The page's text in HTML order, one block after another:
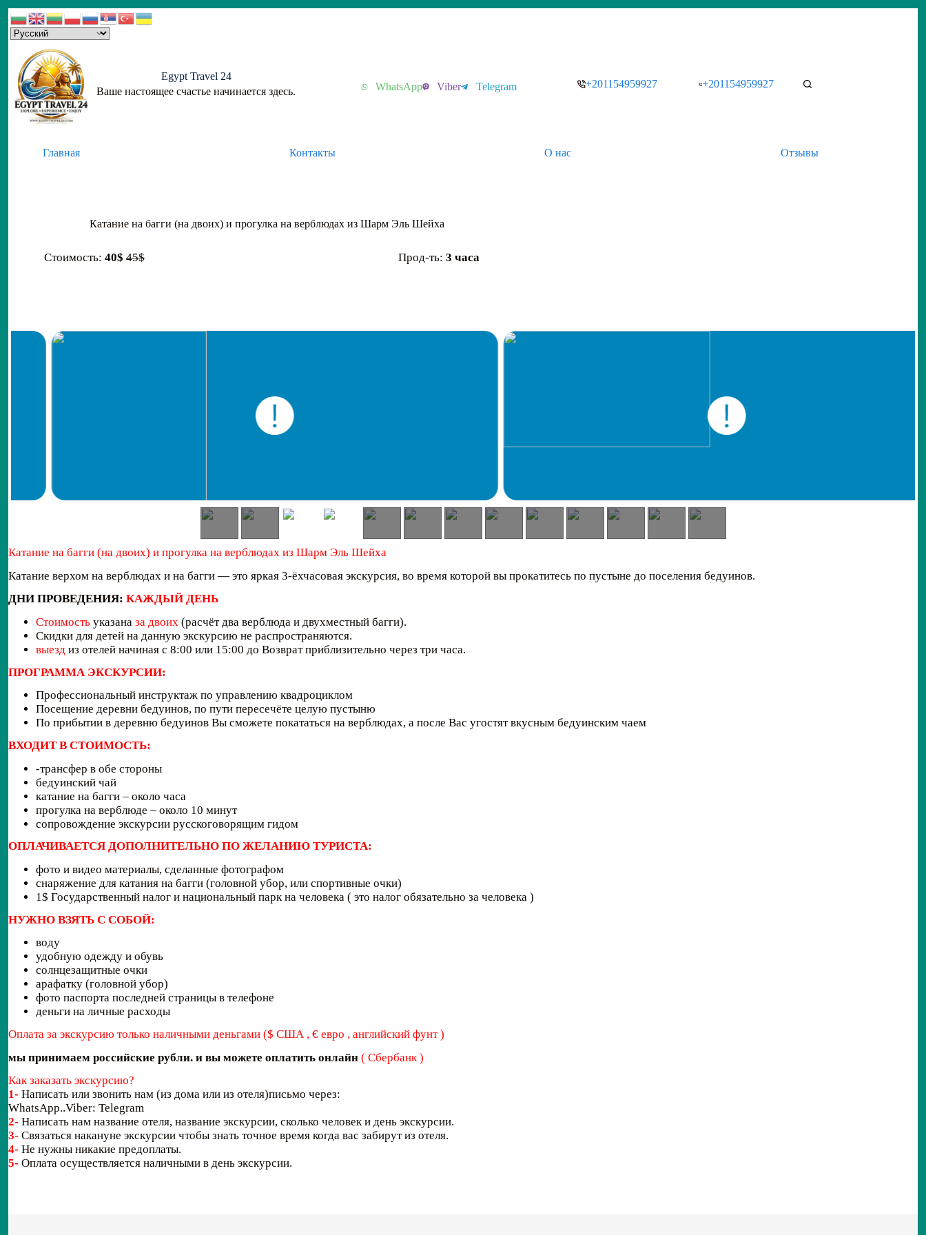
Skip
to
content
Egypt Travel 24
Ваше настоящее счастье начинается здесь.
WhatsApp Viber Telegram +201154959927 +201154959927
Главная Контакты О нас Отзывы
Катание на багги (на двоих) и прогулка на верблюдах из Шарм Эль Шейха
Стоимость: 40$ 45$ Прод-ть: 3 часа
Катание на багги (на двоих) и прогулка на верблюдах из Шарм Эль Шейха
Катание верхом на верблюдах и на багги — это яркая 3-ёхчасовая экскурсия, во время которой вы прокатитесь по пустыне до поселения бедуинов.
ДНИ ПРОВЕДЕНИЯ: КАЖДЫЙ ДЕНЬ
Стоимость указана за двоих (расчёт два верблюда и двухместный багги).
Скидки для детей на данную экскурсию не распространяются.
выезд из отелей начиная с 8:00 или 15:00 до Возврат приблизительно через три часа.
ПРОГРАММА ЭКСКУРСИИ:
Профессиональный инструктаж по управлению квадроциклом
Посещение деревни бедуинов, по пути пересечёте целую пустыню
По прибытии в деревню бедуинов Вы сможете покататься на верблюдах, а после Вас угостят вкусным бедуинским чаем
ВХОДИТ В СТОИМОСТЬ:
-трансфер в обе стороны
бедуинский чай
катание на багги – около часа
прогулка на верблюде – около 10 минут
сопровождение экскурсии русскоговорящим гидом
ОПЛАЧИВАЕТСЯ ДОПОЛНИТЕЛЬНО ПО ЖЕЛАНИЮ ТУРИСТА:
фото и видео материалы, сделанные фотографом
снаряжение для катания на багги (головной убор, или спортивные очки)
1$ Государственный налог и национальный парк на человека ( это налог обязательно за человека )
НУЖНО ВЗЯТЬ С СОБОЙ:
воду
удобную одежду и обувь
солнцезащитные очки
арафатку (головной убор)
фото паспорта последней страницы в телефоне
деньги на личные расходы
Оплата за экскурсию только наличными деньгами ($ США , € евро , английский фунт )
мы принимаем российские рубли. и вы можете оплатить онлайн ( Сбербанк )
Как заказать экскурсию?
1- Написать или звонить нам (из дома или из отеля)письмо через:
WhatsApp..Viber: Telegram
2- Написать нам название отеля, название экскурсии, сколько человек и день экскурсии.
3- Связаться накануне экскурсии чтобы знать точное время когда вас забирут из отеля.
4- Не нужны никакие предоплаты.
5- Оплата осуществляется наличными в день экскурсии.